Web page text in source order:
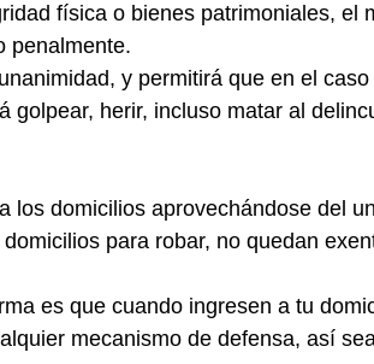
física o bienes patrimoniales, el
penalmente.
y permitirá que en el
golpear, herir, incluso matar al
los domicilios aprovechándose del
para robar, no quedan
es que cuando ingresen a tu
mecanismo de defensa, así